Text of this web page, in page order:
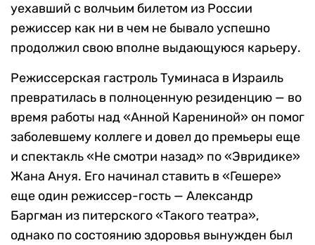
уехавший с волчьим билетом из России
режиссер как ни в чем не бывало успешно
продолжил свою вполне выдающуюся карьеру.
Режиссерская гастроль Туминаса в Израиль
превратилась в полноценную резиденцию — во
время работы над «Анной Карениной» он помог
заболевшему коллеге и довел до премьеры еще
и спектакль «Не смотри назад» по «Эвридике»
Жана Ануя. Его начинал ставить в «Гешере»
еще один режиссер-гость — Александр
Баргман из питерского «Такого театра»,
однако по состоянию здоровья вынужден был